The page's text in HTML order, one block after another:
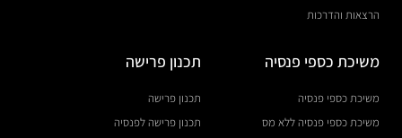
הרצאות והדרכות
משיכת כספי פנסיה
משיכת כספי פנסיה
משיכת כספי פנסיה ללא מס
תכנון פרישה
תכנון פרישה
תכנון פרישה לפנסיה